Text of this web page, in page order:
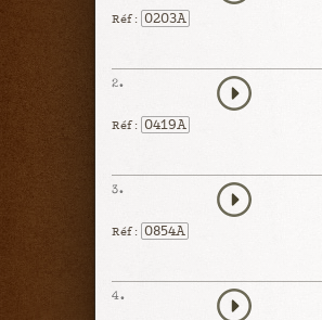
Réf : 0203A
2.
Réf : 0419A
3.
Réf : 0854A
4.